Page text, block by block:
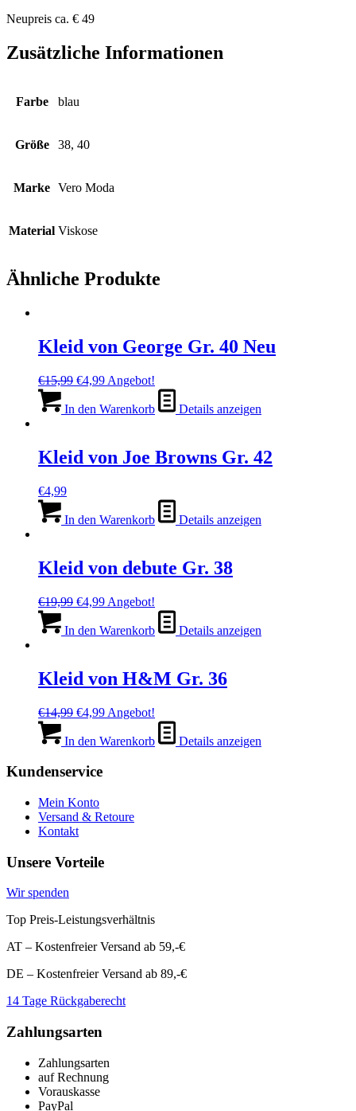
Neupreis ca. € 49
Zusätzliche Informationen
Farbe blau
Größe 38, 40
Marke Vero Moda
Material Viskose
Ähnliche Produkte
Kleid von George Gr. 40 Neu
€15,99 Ursprünglicher
war:
€4,99Aktueller
ist:
Angebot!
In den Warenkorb Details anzeigen
Kleid von Joe Browns Gr. 42
€4,99
In den Warenkorb Details anzeigen
Kleid von debute Gr. 38
€19,99 Ursprünglicher
war:
€4,99Aktueller
ist:
Angebot!
In den Warenkorb Details anzeigen
Kleid von H&M Gr. 36
€14,99 Ursprünglicher
war:
€4,99Aktueller
ist:
Angebot!
In den Warenkorb Details anzeigen
Kundenservice
Mein Konto
Versand & Retoure
Kontakt
Unsere Vorteile
Wir spenden
Top Preis-Leistungsverhältnis
AT – Kostenfreier Versand ab 59,-€
DE – Kostenfreier Versand ab 89,-€
14 Tage Rückgaberecht
Zahlungsarten
Zahlungsarten
auf Rechnung
Vorauskasse
PayPal